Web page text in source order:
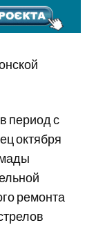
период с
октября
ремонта